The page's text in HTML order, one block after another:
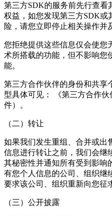
第三方SDK的服务前先行查看
权益，如您发现第三方SDK或
险，请您立即停止相关操作并
您拒绝提供这些信息仅会使您
术所搭载的功能，但不影响您
能。
第三方合作伙伴的身份和共享
型具体可见： 《第三方合作
件）。
（二）转让
如果我们发生重组、合并或出
信息进行转让之前，我们会继
其秘密性并通知所有受到影响
有您个人信息的公司、组织继
要求该公司、组织重新向您征
（三）公开披露